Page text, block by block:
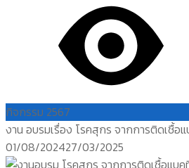
กิจกรรม 2567
งาน อบรมเรื่อง โรคสุกร จากการติดเชื้อแ
Posted
on
01/08/202427/03/2025